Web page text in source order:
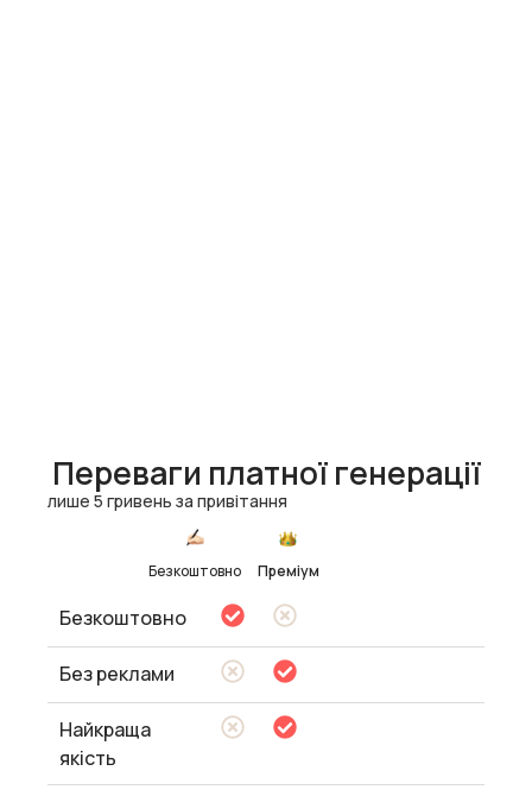
Переваги платної генерації
лише 5 гривень за привітання
Безкоштовно Преміум
Безкоштовно
Без реклами
Найкраща
якість